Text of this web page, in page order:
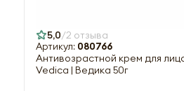
5,0 2 отзыва
Артикул: 080766
Антивозрастной крем для
Vedica | Ведика 50г